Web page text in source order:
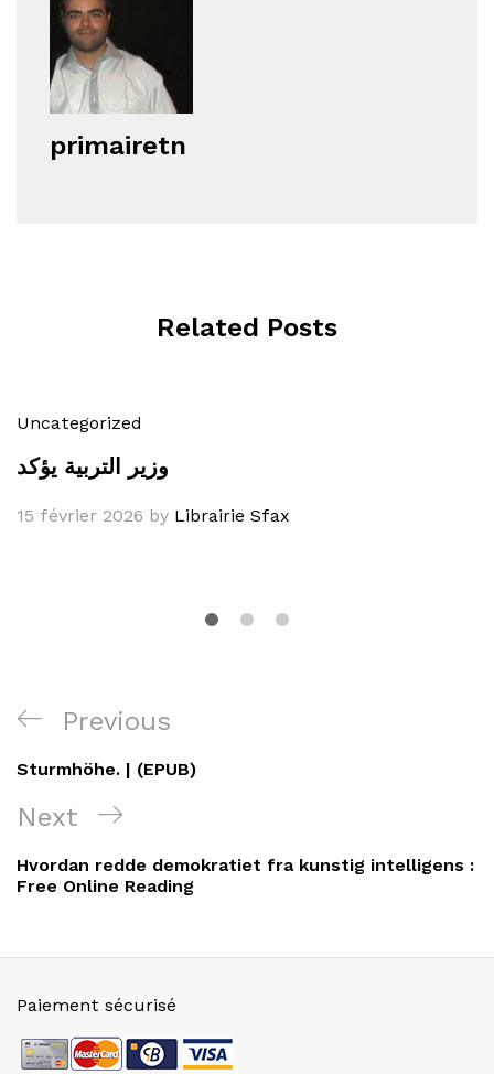
primairetn
Related Posts
Uncategorized
وزير التربية يؤكد
15 février 2026 by Librairie Sfax
Navigation
de
l’article
Previous
Post
Previous
Sturmhöhe. | (EPUB)
Next
Post
Next
Hvordan redde demokratiet fra kunstig intelligens :
Free Online Reading
Paiement sécurisé